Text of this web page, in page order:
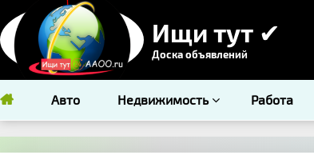
Ищи тут ✔
Доска объявлений
Авто Недвижимость Работа